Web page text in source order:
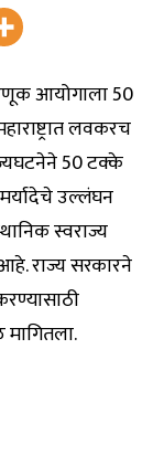
आयोगाला 50
लवकरच
50 टक्के
उल्लंघन
स्वराज्य
राज्य सरकारने